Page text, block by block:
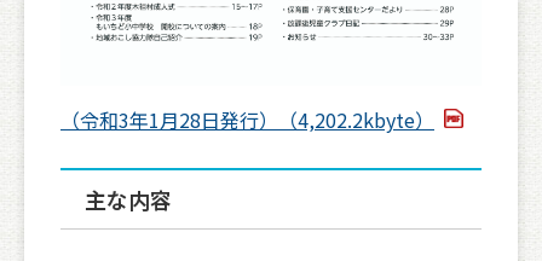
（令和3年1月28日発行）（4,202.2kbyte）
主な内容